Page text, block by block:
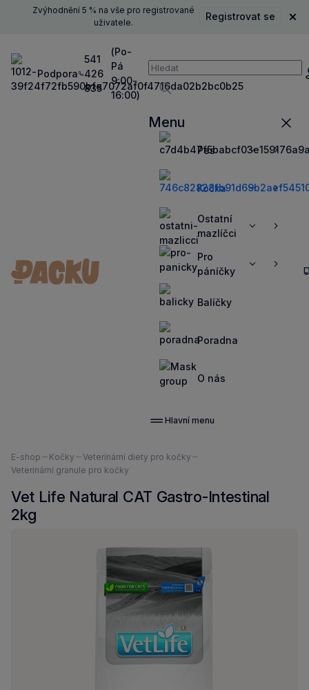
Zvýhodnění 5 % na vše pro registrované
uživatele.
Registrovat se
Podpora
541
426
835
(Po-
Pá
9:00-
16:00)
Vyhledávání
Vyhledávat
Menu
Pes
ZobrazitZobrazit
Kočka
ZobrazitZobrazit
Ostatní
mazlíčci
ZobrazitZobrazit
Pro
páníčky
ZobrazitZobrazit
Balíčky
Poradna
O nás
Hlavní menu
Nacházíte
se
E-shop Kočky
Veterinární diety pro kočky
Veterinární granule pro kočky
Vet Life Natural CAT Gastro-Intestinal
2kg